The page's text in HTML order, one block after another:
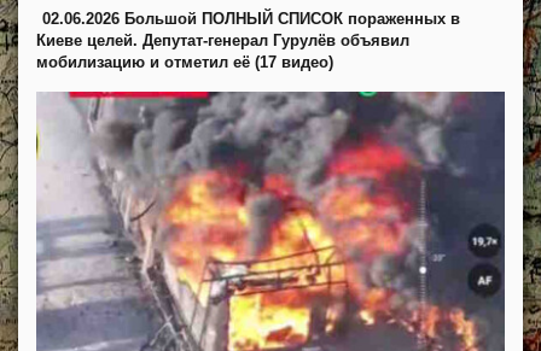
02.06.2026 Большой ПОЛНЫЙ СПИСОК пораженных в
Киеве целей. Депутат-генерал Гурулёв объявил
мобилизацию и отметил её (17 видео)